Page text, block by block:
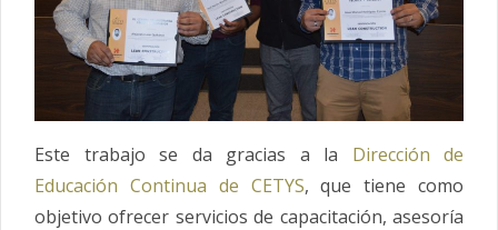
Este trabajo se da gracias a la Dirección de
Educación Continua de CETYS, que tiene como
objetivo ofrecer servicios de capacitación, asesoría